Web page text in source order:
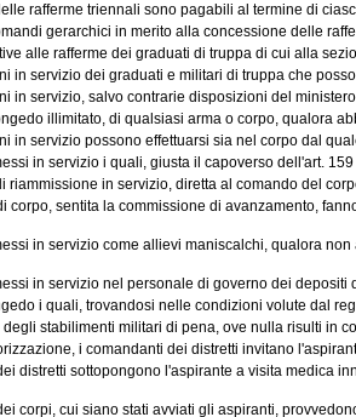
rafferme triennali sono pagabili al termine di
gerarchici in merito alla concessione delle
alle rafferme dei graduati di truppa di cui alla
servizio dei graduati e militari di truppa che
servizio, salvo contrarie disposizioni del
illimitato, di qualsiasi arma o corpo, qualora
servizio possono effettuarsi sia nel corpo dal
in servizio i quali, giusta il capoverso dell'art.
in servizio, diretta al comando del
sentita la commissione di avanzamento,
in servizio come allievi maniscalchi, qualora
in servizio nel personale di governo dei depositi
i quali, trovandosi nelle condizioni volute dal
stabilimenti militari di pena, ove nulla risulti in
i comandanti dei distretti invitano
distretti sottopongono l'aspirante a visita medica
corpi, cui siano stati avviati gli aspiranti,